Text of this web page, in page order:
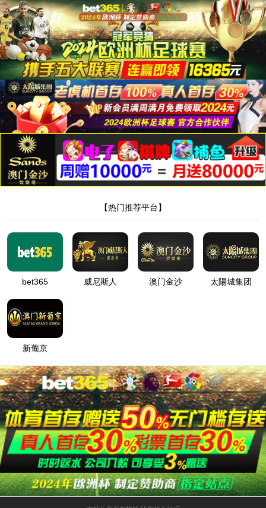
石英材料:0716-8304668/0716-8333088
石英纤维 销售电话 : 18071880998
发展历程
Development Path